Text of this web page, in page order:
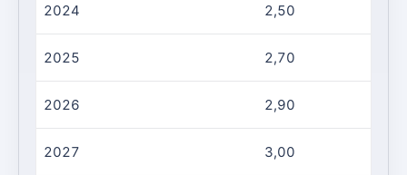
2024 2,50
2025 2,70
2026 2,90
2027 3,00